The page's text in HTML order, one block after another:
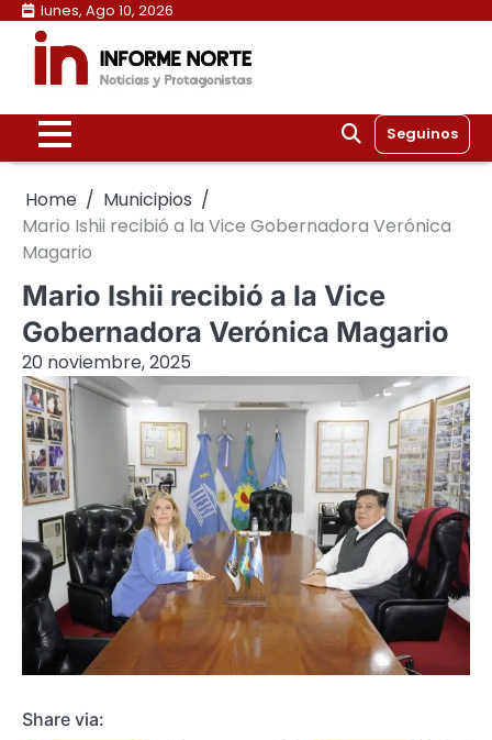
Skip
content
lunes, Ago 10, 2026
Seguinos
Home
Municipios
Mario Ishii recibió a la Vice Gobernadora Verónica
Magario
Mario Ishii recibió a la Vice
Gobernadora Verónica Magario
20 noviembre, 2025
Share via: